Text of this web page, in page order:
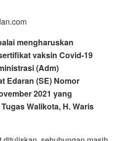
58 Tahun 2021 tentang
capaian total vaksinasi
13A tentang Perubahan
99 Tahun 2020 Ayat (4)
Pengadaan Vaksin dan
Rangka Penanggulangan